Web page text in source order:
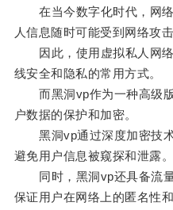
在当今数字化时代，网络
人信息随时可能受到网络攻击
因此，使用虚拟私人网络
线安全和隐私的常用方式。
而黑洞vp作为一种高级版
户数据的保护和加密。
黑洞vp通过深度加密技术
避免用户信息被窥探和泄露。
同时，黑洞vp还具备流量
保证用户在网络上的匿名性和